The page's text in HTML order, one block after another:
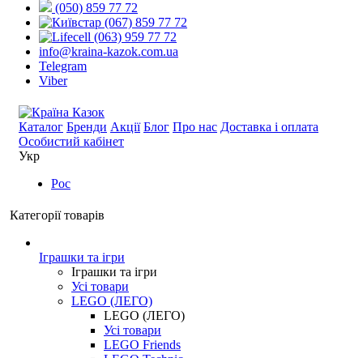
(050) 859 77 72
(067) 859 77 72
(063) 959 77 72
info@kraina-kazok.com.ua
Telegram
Viber
Каталог Бренди Акції Блог Про нас Доставка і оплата
Особистий кабінет
Укр
Рос
Категорії товарів
Іграшки та ігри
Іграшки та ігри
Усі товари
LEGO (ЛЕГО)
LEGO (ЛЕГО)
Усі товари
LEGO Friends